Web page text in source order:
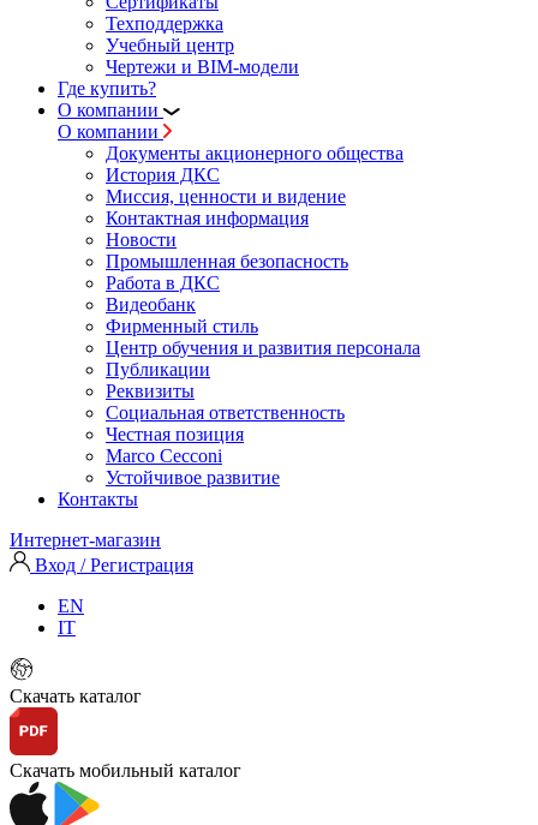
Техподдержка
Учебный центр
Чертежи и BIM-модели
Где купить?
О компании
О компании
Документы акционерного общества
История ДКС
Миссия, ценности и видение
Контактная информация
Новости
Промышленная безопасность
Работа в ДКС
Видеобанк
Фирменный стиль
Центр обучения и развития персонала
Публикации
Реквизиты
Социальная ответственность
Честная позиция
Marco Cecconi
Устойчивое развитие
Контакты
Интернет-магазин
Вход / Регистрация
EN
IT
Скачать каталог
Скачать мобильный каталог